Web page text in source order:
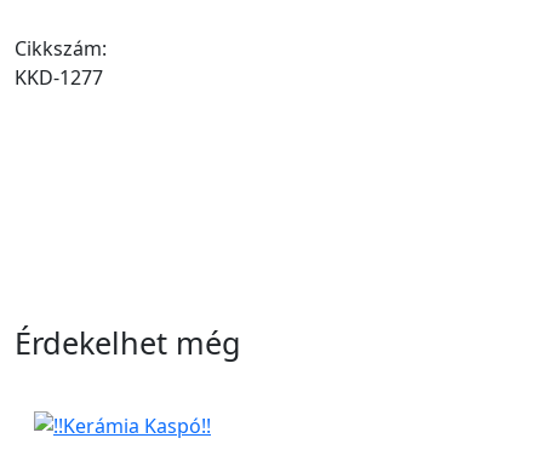
Cikkszám:
KKD-1277
Érdekelhet még